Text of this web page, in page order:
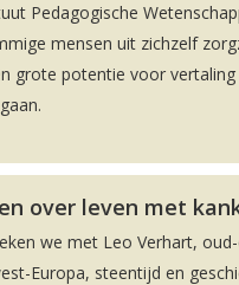
Pedagogische
mensen uit zichzelf
grote potentie voor
over leven met
we met Leo Verhart,
Europa, steentijd en